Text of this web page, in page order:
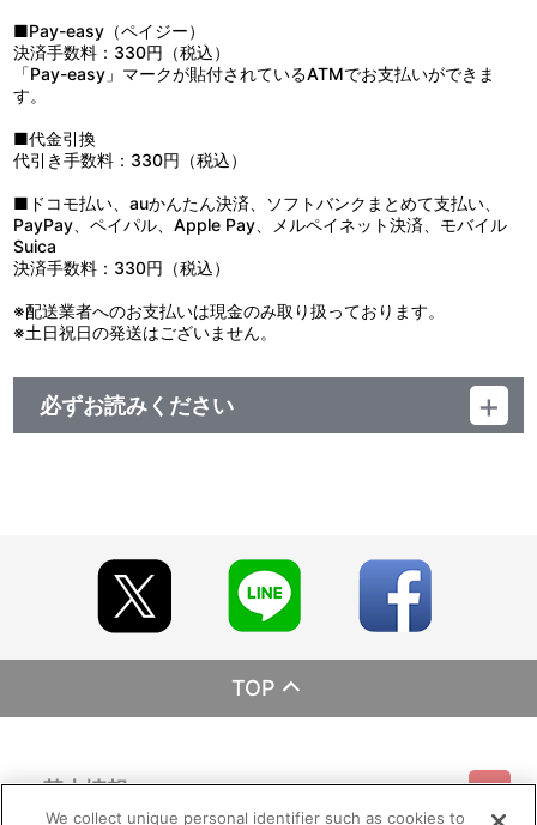
■Pay-easy（ペイジー）
決済手数料：330円（税込）
「Pay-easy」マークが貼付されているATMでお支払いができま
す。
■代金引換
代引き手数料：330円（税込）
■ドコモ払い、auかんたん決済、ソフトバンクまとめて支払い、
PayPay、ペイパル、Apple Pay、メルペイネット決済、モバイル
Suica
決済手数料：330円（税込）
※配送業者へのお支払いは現金のみ取り扱っております。
※土日祝日の発送はございません。
必ずお読みください
TOP
基本情報
We collect unique personal identifier such as cookies to